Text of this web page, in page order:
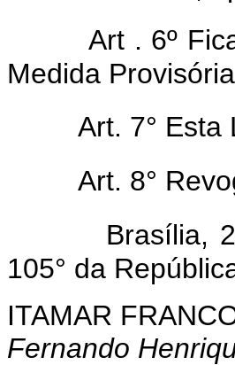
Art . 6º
Medida
Art. 7°
Art. 8°
Brasília,
105° da
ITAMAR
Fernando